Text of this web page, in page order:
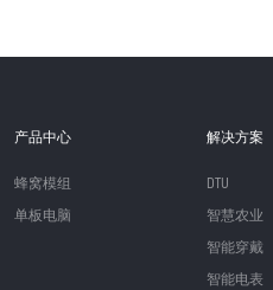
产品中心
蜂窝模组
单板电脑
解决方案
DTU
智慧农业
智能穿戴
智能电表